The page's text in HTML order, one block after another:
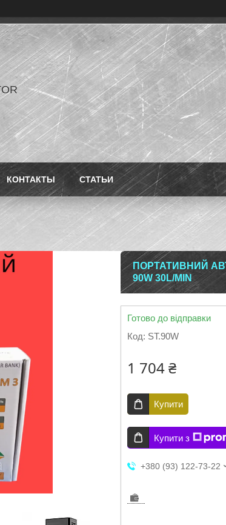
КОНТАКТЫ СТАТЬИ
ПОРТАТИВНИЙ
90W 30L/MIN
Готово до відправки
Код: ST.90W
1 704 ₴
Купити
Купити з
+380 (93) 122-73-22